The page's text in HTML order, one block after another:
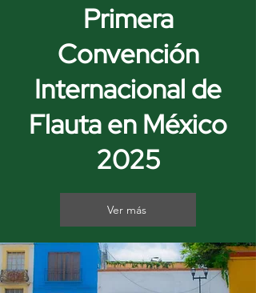
Primera
Convención
Internacional de
Flauta en México
2025
Ver más